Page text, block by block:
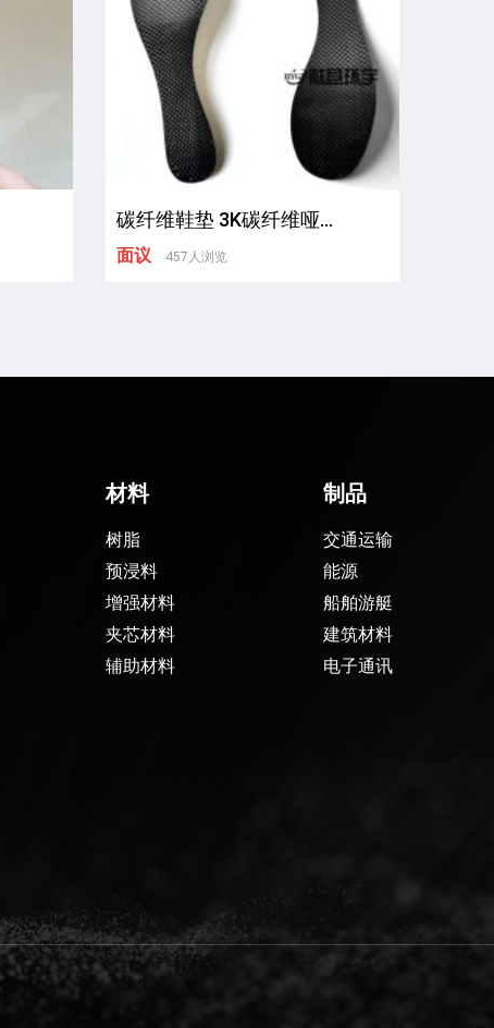
碳纤维鞋垫 3K碳纤维哑...
面议 457人浏览
材料
树脂
预浸料
增强材料
夹芯材料
辅助材料
制品
交通运输
能源
船舶游艇
建筑材料
电子通讯